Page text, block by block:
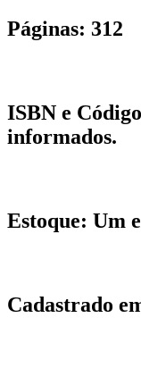
Páginas: 312
ISBN e
informados.
Estoque: Um
Cadastrado